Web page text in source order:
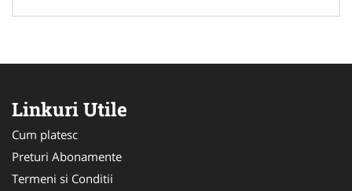
Linkuri Utile
Cum platesc
Preturi Abonamente
Termeni si Conditii